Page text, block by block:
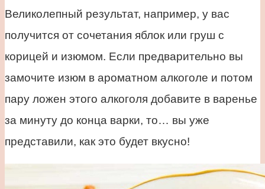
Великолепный результат, например, у вас
получится от сочетания яблок или груш с
корицей и изюмом. Если предварительно вы
замочите изюм в ароматном алкоголе и потом
пару ложен этого алкоголя добавите в варенье
за минуту до конца варки, то… вы уже
представили, как это будет вкусно!